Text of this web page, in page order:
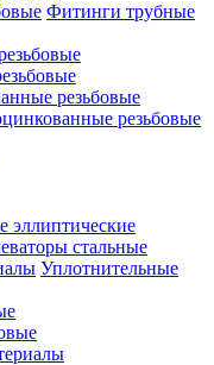
Фитинги трубные
резьбовые
резьбовые
эллиптические
стальные
Уплотнительные